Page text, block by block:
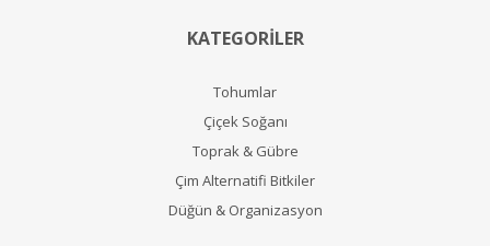
KATEGORİLER
Tohumlar
Çiçek Soğanı
Toprak & Gübre
Çim Alternatifi Bitkiler
Düğün & Organizasyon